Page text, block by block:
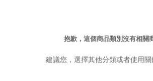
抱歉，這個商品類別沒有相關
建議您，選擇其他分類或者使用